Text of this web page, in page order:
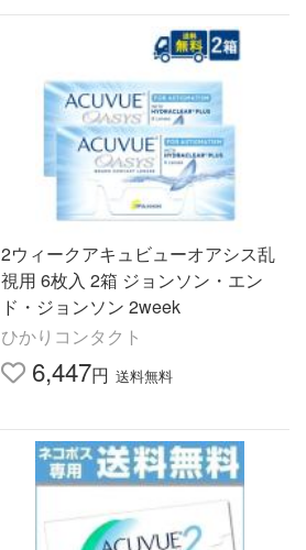
2ウィークアキュビューオアシス乱
視用 6枚入 2箱 ジョンソン・エン
ド・ジョンソン 2week
ひかりコンタクト
6,447円 送料無料